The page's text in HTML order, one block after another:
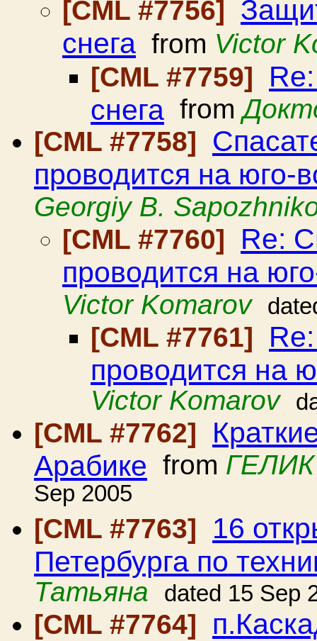
[CML #7756]
снега from Victor
[CML #7759]
снега from
[CML #7758]
проводится на юго-
Georgiy B.
[CML #7760]
Re:
проводится на
Victor Komarov
[CML #7761]
проводится на
Victor Komarov
[CML #7762]
Арабике from
Sep 2005
[CML #7763]
16
Петербурга по
Татьяна
dated 15 Sep
[CML #7764]